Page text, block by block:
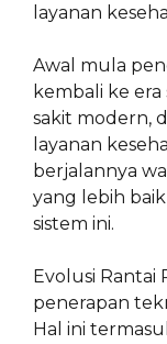
layanan
Awal mula
kembali ke
sakit modern,
layanan
berjalannya
yang lebih
sistem ini.
Evolusi Rantai
penerapan
Hal ini